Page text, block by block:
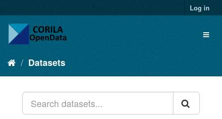
Log in
Datasets